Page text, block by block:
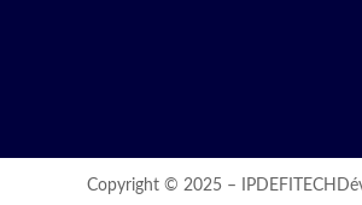
Copyright © 2025 – IPDEFITECH